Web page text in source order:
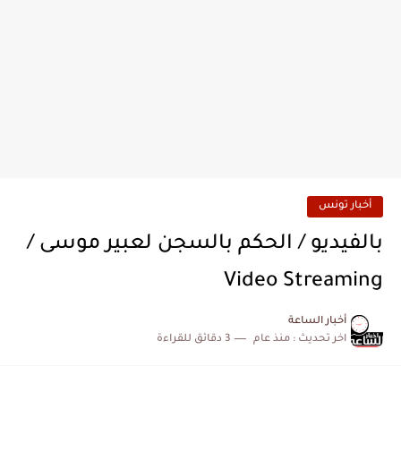
أخبار تونس
بالفيديو / الحكم بالسجن لعبير موسى /
Video Streaming
أخبار الساعة
اخر تحديث : منذ عام 3 دقائق للقراءة